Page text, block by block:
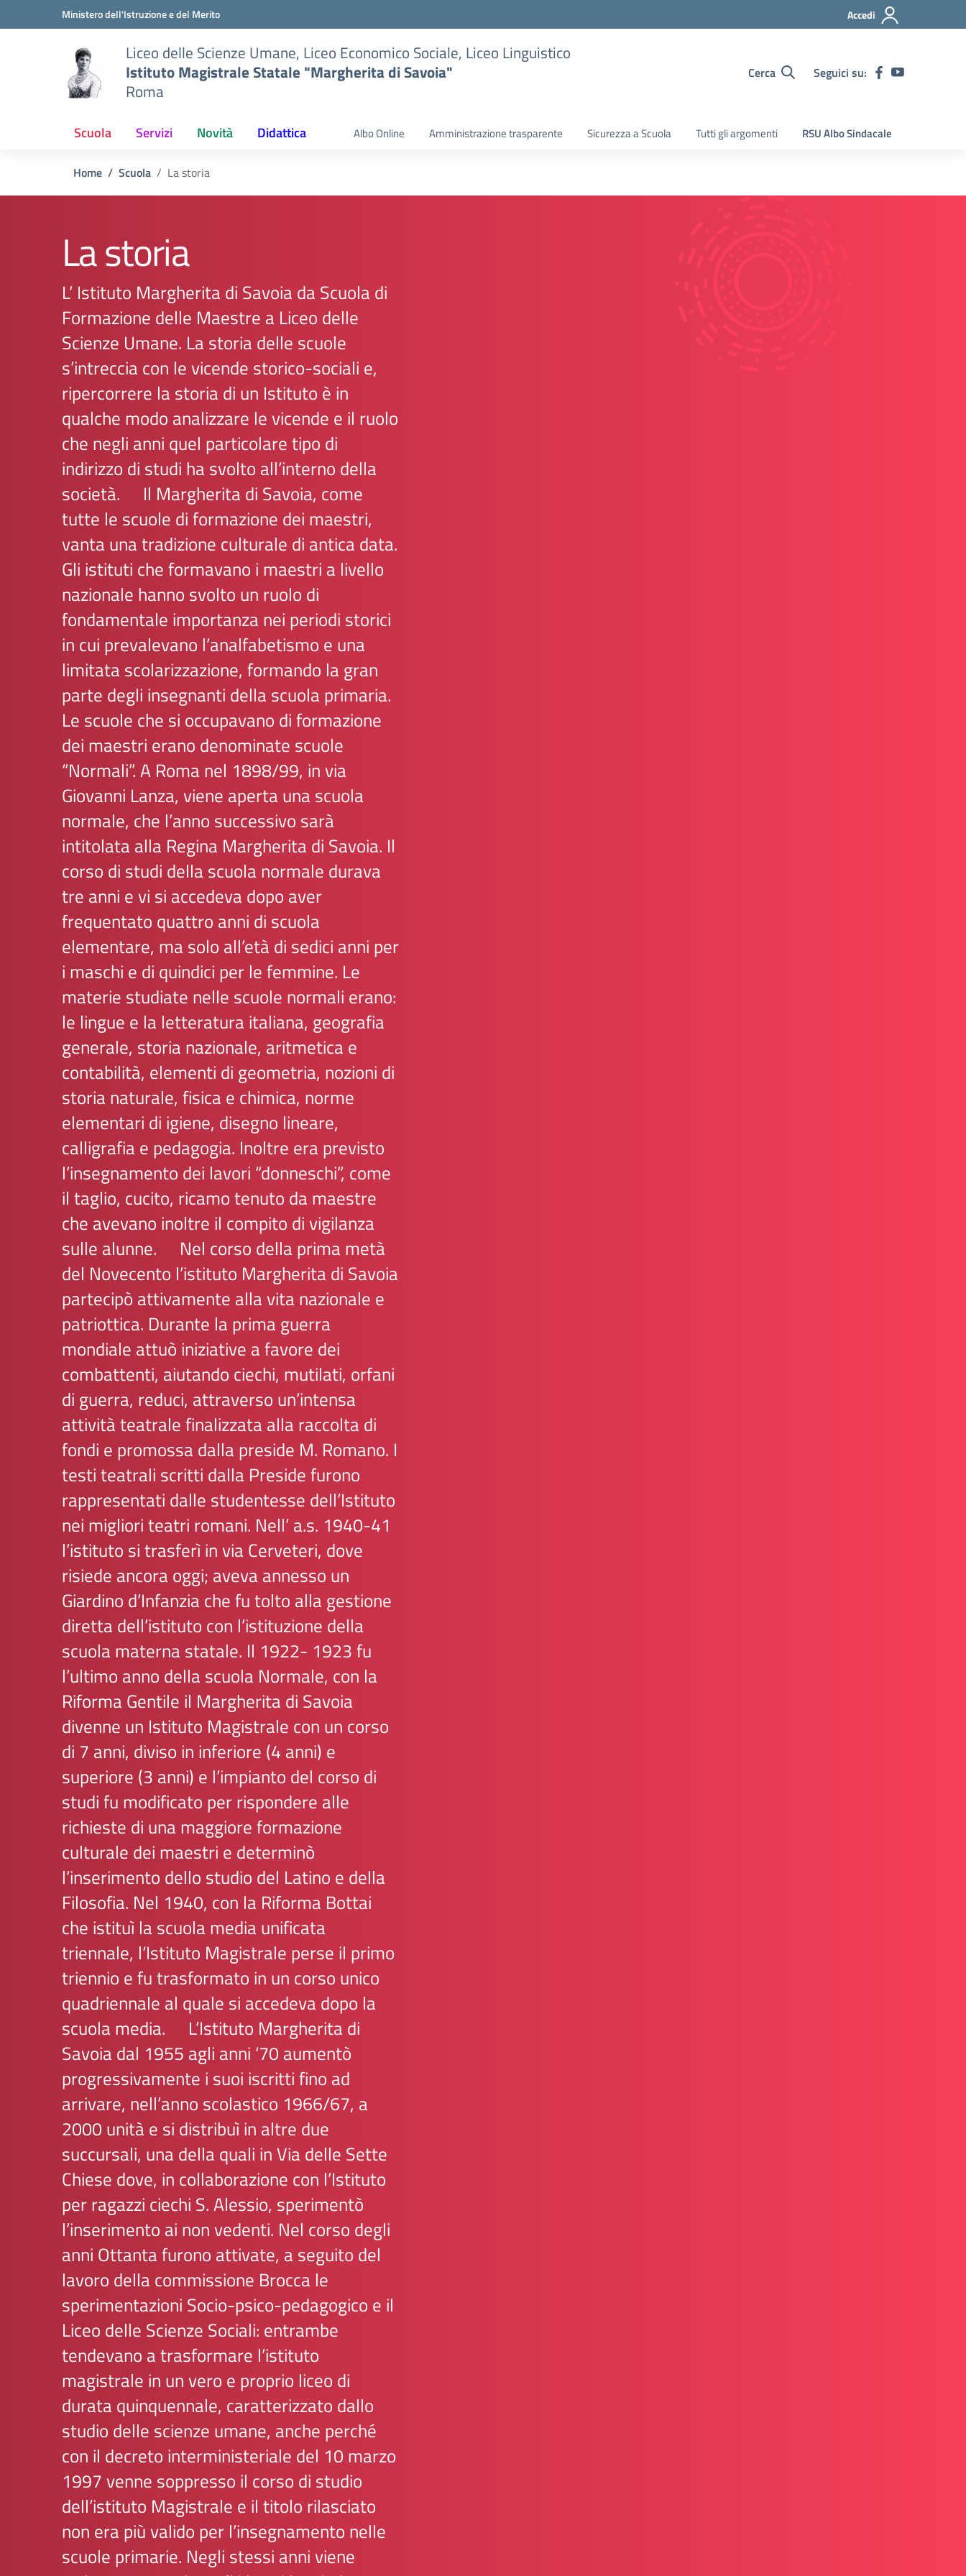
Vai ai contenuti
Vai al menu di navigazioneMinistero dell'Istruzione e del Merito Accedi
Liceo delle Scienze Umane, Liceo Economico Sociale, Liceo Linguistico
Istituto Magistrale Statale "Margherita di Savoia"
Roma
Cerca Seguici su:
Scuola Servizi Novità Didattica Albo Online Amministrazione trasparente Sicurezza a Scuola Tutti gli argomenti RSU Albo Sindacale
Home Scuola La storia
La storia
L’ Istituto Margherita di Savoia da Scuola di
Formazione delle Maestre a Liceo delle
Scienze Umane. La storia delle scuole
s’intreccia con le vicende storico-sociali e,
ripercorrere la storia di un Istituto è in
qualche modo analizzare le vicende e il ruolo
che negli anni quel particolare tipo di
indirizzo di studi ha svolto all’interno della
società.
Il Margherita di Savoia, come
tutte le scuole di formazione dei maestri,
vanta una tradizione culturale di antica data.
Gli istituti che formavano i maestri a livello
nazionale hanno svolto un ruolo di
fondamentale importanza nei periodi storici
in cui prevalevano l’analfabetismo e una
limitata scolarizzazione, formando la gran
parte degli insegnanti della scuola primaria.
Le scuole che si occupavano di formazione
dei maestri erano denominate scuole
“Normali”. A Roma nel 1898/99, in via
Giovanni Lanza, viene aperta una scuola
normale, che l’anno successivo sarà
intitolata alla Regina Margherita di Savoia. Il
corso di studi della scuola normale durava
tre anni e vi si accedeva dopo aver
frequentato quattro anni di scuola
elementare, ma solo all’età di sedici anni per
i maschi e di quindici per le femmine. Le
materie studiate nelle scuole normali erano:
le lingue e la letteratura italiana, geografia
generale, storia nazionale, aritmetica e
contabilità, elementi di geometria, nozioni di
storia naturale, fisica e chimica, norme
elementari di igiene, disegno lineare,
calligrafia e pedagogia. Inoltre era previsto
l’insegnamento dei lavori “donneschi”, come
il taglio, cucito, ricamo tenuto da maestre
che avevano inoltre il compito di vigilanza
sulle alunne.
Nel corso della prima metà
del Novecento l’istituto Margherita di Savoia
partecipò attivamente alla vita nazionale e
patriottica. Durante la prima guerra
mondiale attuò iniziative a favore dei
combattenti, aiutando ciechi, mutilati, orfani
di guerra, reduci, attraverso un’intensa
attività teatrale finalizzata alla raccolta di
fondi e promossa dalla preside M. Romano. I
testi teatrali scritti dalla Preside furono
rappresentati dalle studentesse dell’Istituto
nei migliori teatri romani. Nell’ a.s. 1940-41
l’istituto si trasferì in via Cerveteri, dove
risiede ancora oggi; aveva annesso un
Giardino d’Infanzia che fu tolto alla gestione
diretta dell’istituto con l’istituzione della
scuola materna statale. Il 1922- 1923 fu
l’ultimo anno della scuola Normale, con la
Riforma Gentile il Margherita di Savoia
divenne un Istituto Magistrale con un corso
di 7 anni, diviso in inferiore (4 anni) e
superiore (3 anni) e l’impianto del corso di
studi fu modificato per rispondere alle
richieste di una maggiore formazione
culturale dei maestri e determinò
l’inserimento dello studio del Latino e della
Filosofia. Nel 1940, con la Riforma Bottai
che istituì la scuola media unificata
triennale, l‘Istituto Magistrale perse il primo
triennio e fu trasformato in un corso unico
quadriennale al quale si accedeva dopo la
scuola media.
L’Istituto Margherita di
Savoia dal 1955 agli anni ‘70 aumentò
progressivamente i suoi iscritti fino ad
arrivare, nell’anno scolastico 1966/67, a
2000 unità e si distribuì in altre due
succursali, una della quali in Via delle Sette
Chiese dove, in collaborazione con l’Istituto
per ragazzi ciechi S. Alessio, sperimentò
l’inserimento ai non vedenti. Nel corso degli
anni Ottanta furono attivate, a seguito del
lavoro della commissione Brocca le
sperimentazioni Socio-psico-pedagogico e il
Liceo delle Scienze Sociali: entrambe
tendevano a trasformare l’istituto
magistrale in un vero e proprio liceo di
durata quinquennale, caratterizzato dallo
studio delle scienze umane, anche perché
con il decreto interministeriale del 10 marzo
1997 venne soppresso il corso di studio
dell’istituto Magistrale e il titolo rilasciato
non era più valido per l’insegnamento nelle
scuole primarie. Negli stessi anni viene